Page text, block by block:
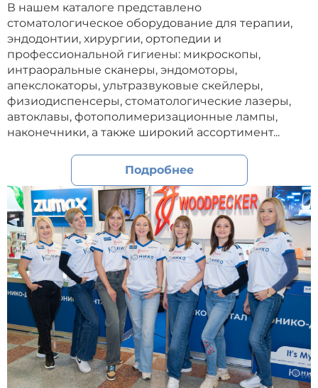
В нашем каталоге представлено
стоматологическое оборудование для терапии,
эндодонтии, хирургии, ортопедии и
профессиональной гигиены: микроскопы,
интраоральные сканеры, эндомоторы,
апекслокаторы, ультразвуковые скейлеры,
физиодиспенсеры, стоматологические лазеры,
автоклавы, фотополимеризационные лампы,
наконечники, а также широкий ассортимент...
Подробнее